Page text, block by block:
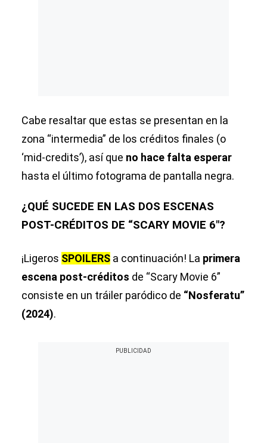
Cabe resaltar que estas se presentan en la
zona “intermedia” de los créditos finales (o
‘mid-credits’), así que no hace falta esperar
hasta el último fotograma de pantalla negra.
¿QUÉ SUCEDE EN LAS DOS ESCENAS
POST-CRÉDITOS DE “SCARY MOVIE 6″?
¡Ligeros SPOILERS a continuación! La primera
escena post-créditos de “Scary Movie 6”
consiste en un tráiler paródico de “Nosferatu”
(2024).